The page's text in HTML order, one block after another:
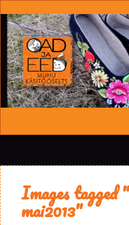
Oad ja Eed
Images tagged
mai2013"